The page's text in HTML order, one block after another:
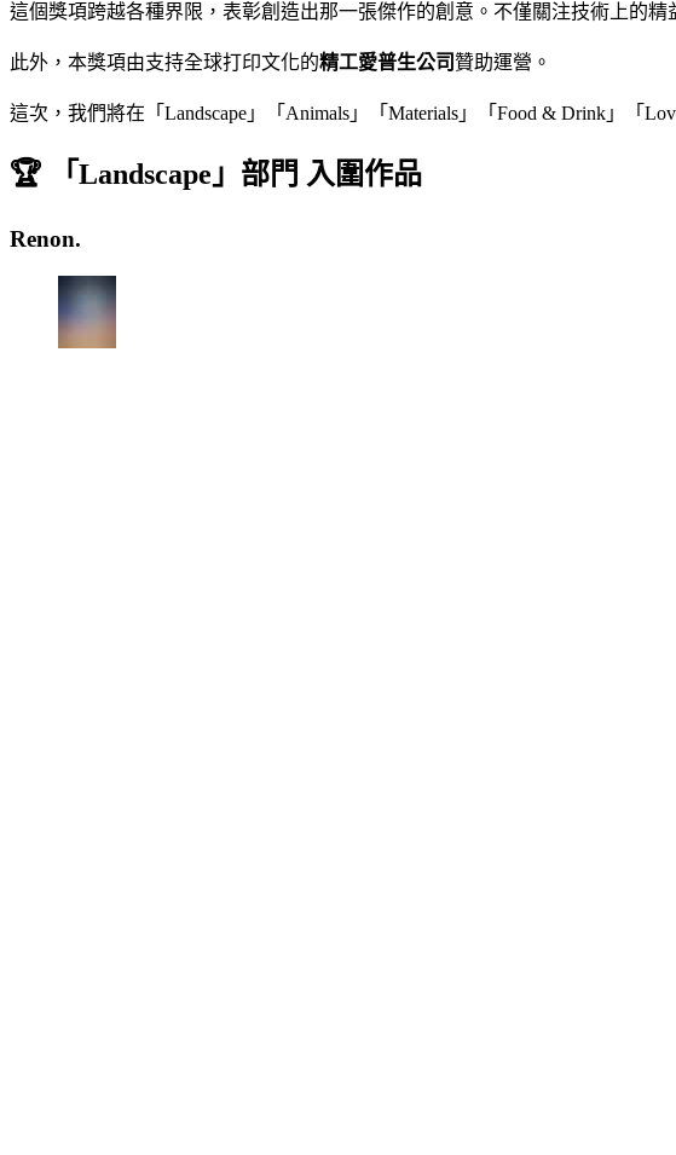
這個獎項跨越各種界限，表彰創造出那一張傑作的創意。不僅關注技術上的
此外，本獎項由支持全球打印文化的精工愛普生公司贊助運營。
這次，我們將在「Landscape」「Animals」「Materials」「Food & Drink」
🏆 「Landscape」部門 入圍作品
Renon.